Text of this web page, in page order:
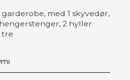
med 1 skyvedør,
2 hyller
tre